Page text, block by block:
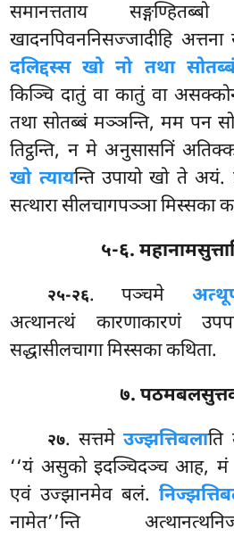
समानत्तताय
खादनपिवननिसज्जादीहि अत्तना
दलिद्दस्स खो नो तथा
किञ्चि दातुं वा कातुं वा
तथा सोतब्बं मञ्ञन्ति, मम पन
तिट्ठन्ति, न मे अनुसासनिं
खो त्यायन्ति उपायो खो ते अयं.
सत्थारा सीलचागपञ्ञा मिस्सका
५-६.
२५-२६. पञ्चमे
अत्थानत्थं कारणाकारणं
सद्धासीलचागा मिस्सका कथिता.
७.
२७. सत्तमेउज्झत्तिबलाति
‘‘यं असुको इदञ्चिदञ्च आह,
एवं उज्झानमेव बलं.
नामेत’’न्ति